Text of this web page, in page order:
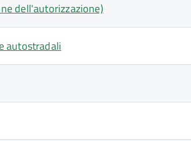
dell'autorizzazione)
autostradali